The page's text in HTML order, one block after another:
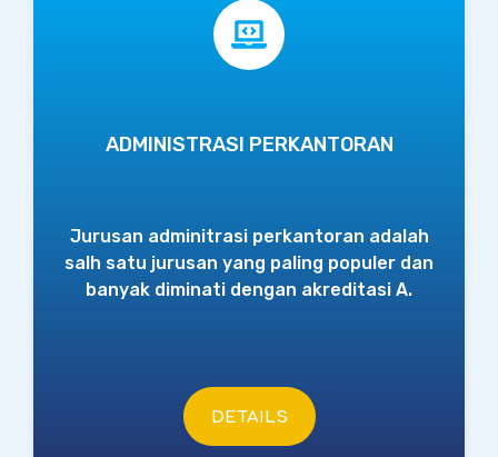
ADMINISTRASI PERKANTORAN
Jurusan adminitrasi perkantoran adalah
salh satu jurusan yang paling populer dan
banyak diminati dengan akreditasi A.
DETAILS